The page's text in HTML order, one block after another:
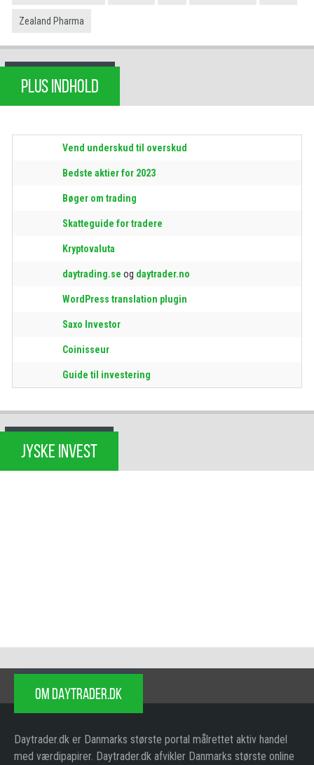
Zealand Pharma
PLUS INDHOLD
Vend underskud til overskud
Bedste aktier for 2023
Bøger om trading
Skatteguide for tradere
Kryptovaluta
daytrading.se og daytrader.no
WordPress translation plugin
Saxo Investor
Coinisseur
Guide til investering
JYSKE INVEST
OM DAYTRADER.DK
Daytrader.dk er Danmarks største portal målrettet aktiv handel
med værdipapirer. Daytrader.dk afvikler Danmarks største online